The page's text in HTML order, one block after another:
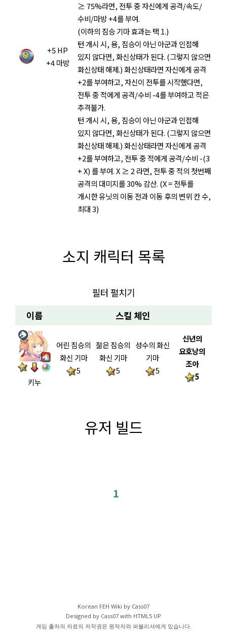
+5 HP
+4 마방
≥ 75%라면, 전투 중 자신에게 공격/속도/
수비/마방 +4를 부여.
(이하의 짐승 기마 효과는 택 1.)
턴 개시 시, 용, 짐승이 아닌 아군과 인접해
있지 않다면, 화신상태가 된다. (그렇지 않으면
화신상태 해제.) 화신상태라면 자신에게 공격
+2를 부여하고, 자신이 전투를 시작했다면,
전투 중 적에게 공격/수비 -4를 부여하고 적은
추격불가.
턴 개시 시, 용, 짐승이 아닌 아군과 인접해
있지 않다면, 화신상태가 된다. (그렇지 않으면
화신상태 해제.) 화신상태라면 자신에게 공격
+2를 부여하고, 전투 중 적에게 공격/수비 -(3
+ X) 를 부여. X ≥ 2 라면, 전투 중 적의 첫번째
공격의 대미지를 30% 감산. (X = 전투를
개시한 유닛의 이동 전과 이동 후의 변위 칸 수,
최대 3)
소지 캐릭터 목록
필터 펼치기
이름 스킬 체인
키누
어린 짐승의
화신 기마
5
젊은 짐승의
화신 기마
5
성수의 화신
기마
5
신년의
요호낭의
조아
5
유저 빌드
1
Korean FEH Wiki by Cass07
Designed by Cass07 with HTML5 UP
게임 출처의 자료의 저작권은 원작자와 퍼블리셔에게 있습니다.